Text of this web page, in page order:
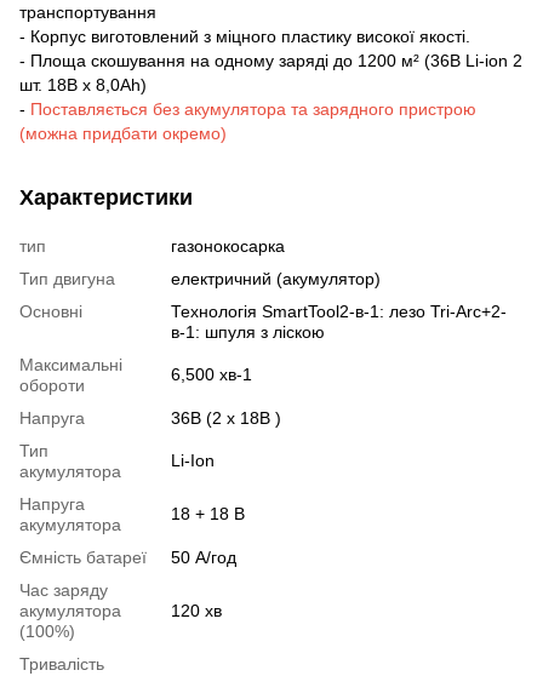
транспортування
- Корпус виготовлений з міцного пластику високої якості.
- Площа скошування на одному заряді до 1200 м² (36В Li-ion 2
шт. 18B х 8,0Аh)
- Поставляється без акумулятора та зарядного пристрою
(можна придбати окремо)
Характеристики
тип
газонокосарка
Тип двигуна
електричний (акумулятор)
Основні
Технологія SmartTool2-в-1: лезо Tri-Arc+2-
в-1: шпуля з ліскою
Максимальні
обороти
6,500 хв-1
Напруга
36В (2 х 18В )
Тип
акумулятора
Li-Ion
Напруга
акумулятора
18 + 18 В
Ємність батареї
50 А/год
Час заряду
акумулятора
(100%)
120 хв
Тривалість